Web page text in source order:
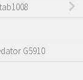
G5910